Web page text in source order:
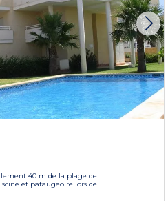
40 m de la plage de
et pataugeoire lors de...